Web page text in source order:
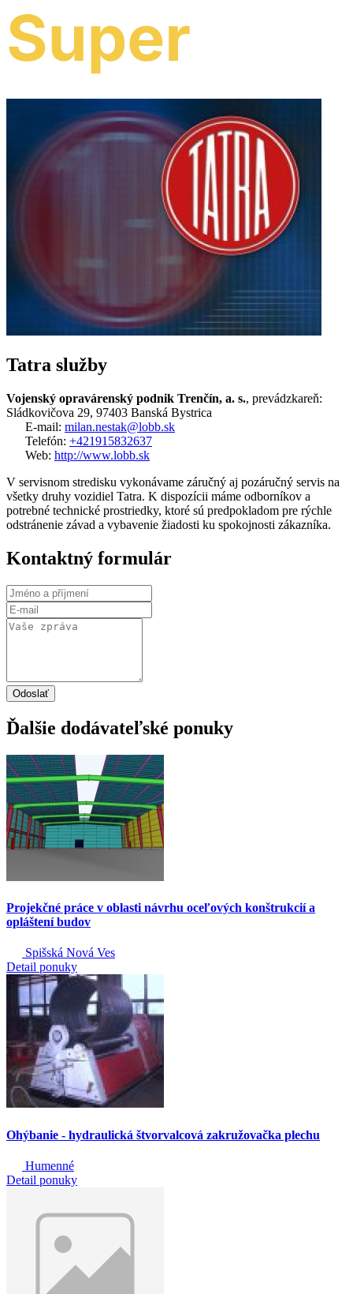
Tatra služby
Vojenský opravárenský podnik Trenčín, a. s., prevádzkareň:
Sládkovičova 29, 97403 Banská Bystrica
E-mail: milan.nestak@lobb.sk
Telefón: +421915832637
Web: http://www.lobb.sk
V servisnom stredisku vykonávame záručný aj pozáručný servis na
všetky druhy vozidiel Tatra. K dispozícii máme odborníkov a
potrebné technické prostriedky, ktoré sú predpokladom pre rýchle
odstránenie závad a vybavenie žiadosti ku spokojnosti zákazníka.
Kontaktný formulár
Odoslať
Ďalšie dodávateľské ponuky
Projekčné práce v oblasti návrhu oceľových konštrukcií a
opláštení budov
Spišská Nová Ves
Detail ponuky
Ohýbanie - hydraulická štvorvalcová zakružovačka plechu
Humenné
Detail ponuky